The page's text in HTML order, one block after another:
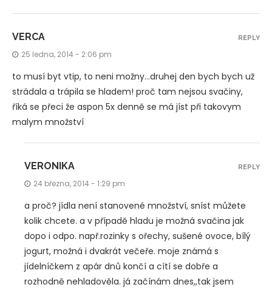
VERCA
25 ledna, 2014 - 2:06 pm
to musí byt vtip, to neni možny…druhej den bych bych už
strádala a trápila se hladem! proč tam nejsou svačiny,
říká se přeci že aspon 5x denně se má jíst při takovym
malym množství
REPLY
VERONIKA
24 března, 2014 - 1:29 pm
a proč? jídla není stanovené množství, sníst můžete
kolik chcete. a v případě hladu je možná svačina jak
dopo i odpo. např.rozinky s ořechy, sušené ovoce, bílý
jogurt, možná i dvakrát večeře. moje známá s
jídelníčkem z apár dnů končí a cítí se dobře a
rozhodně nehladověla. já začínám dnes,,tak jsem
REPLY